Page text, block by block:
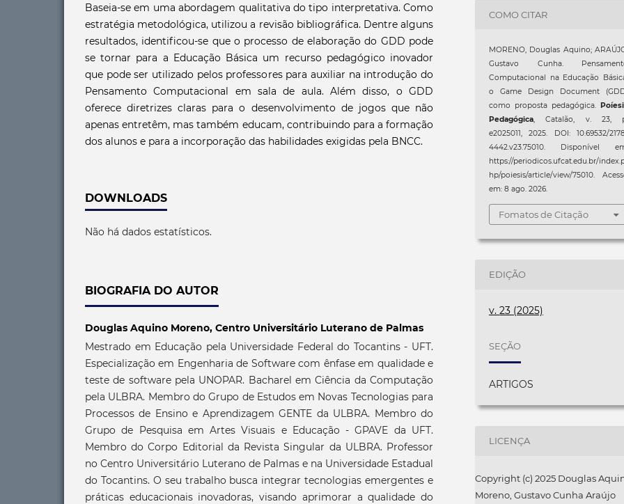
Baseia-se em uma abordagem qualitativa do tipo interpretativa. Como
estratégia metodológica, utilizou a revisão bibliográfica. Dentre alguns
resultados, identificou-se que o processo de elaboração do GDD pode
se tornar para a Educação Básica um recurso pedagógico inovador
que pode ser utilizado pelos professores para auxiliar na introdução do
Pensamento Computacional em sala de aula. Além disso, o GDD
oferece diretrizes claras para o desenvolvimento de jogos que não
apenas entretêm, mas também educam, contribuindo para a formação
dos alunos e para a incorporação das habilidades exigidas pela BNCC.
DOWNLOADS
Não há dados estatísticos.
BIOGRAFIA DO AUTOR
Douglas Aquino Moreno, Centro Universitário Luterano de Palmas
Mestrado em Educação pela Universidade Federal do Tocantins - UFT.
Especialização em Engenharia de Software com ênfase em qualidade e
teste de software pela UNOPAR. Bacharel em Ciência da Computação
pela ULBRA. Membro do Grupo de Estudos em Novas Tecnologias para
Processos de Ensino e Aprendizagem GENTE da ULBRA. Membro do
Grupo de Pesquisa em Artes Visuais e Educação - GPAVE da UFT.
Membro do Corpo Editorial da Revista Singular da ULBRA. Professor
no Centro Universitário Luterano de Palmas e na Universidade Estadual
do Tocantins. O seu trabalho busca integrar tecnologias emergentes e
práticas educacionais inovadoras, visando aprimorar a qualidade do
COMO CITAR
MORENO, Douglas Aquino;
Gustavo Cunha.
Computacional na Educação
o Game Design Document
como proposta pedagógica.
Pedagógica, Catalão, v. 23,
e2025011, 2025. DOI: 10.69532/
4442.v23.75010. Disponível
https://periodicos.ufcat.edu.br/
hp/poiesis/article/view/75010.
em: 8 ago. 2026.
Fomatos de Citação
EDIÇÃO
v. 23 (2025)
SEÇÃO
ARTIGOS
LICENÇA
Copyright (c) 2025 Douglas
Moreno, Gustavo Cunha Araújo